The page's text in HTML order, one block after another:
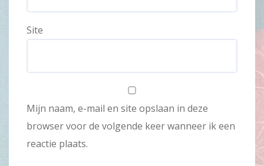
Site
Mijn naam, e-mail en site opslaan in deze
browser voor de volgende keer wanneer ik een
reactie plaats.